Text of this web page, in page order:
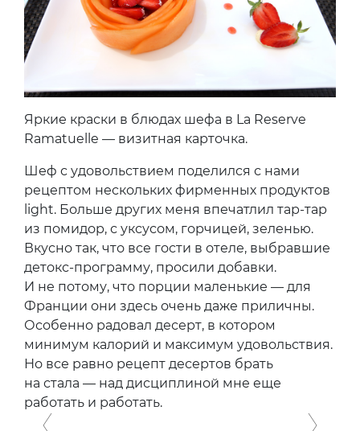
Яркие краски в блюдах шефа в La Reserve
Ramatuelle — визитная карточка.
Шеф с удовольствием поделился с нами
рецептом нескольких фирменных продуктов
light. Больше других меня впечатлил тар-тар
из помидор, с уксусом, горчицей, зеленью.
Вкусно так, что все гости в отеле, выбравшие
детокс-программу, просили добавки.
И не потому, что порции маленькие — для
Франции они здесь очень даже приличны.
Особенно радовал десерт, в котором
минимум калорий и максимум удовольствия.
Но все равно рецепт десертов брать
на стала — над дисциплиной мне еще
работать и работать.